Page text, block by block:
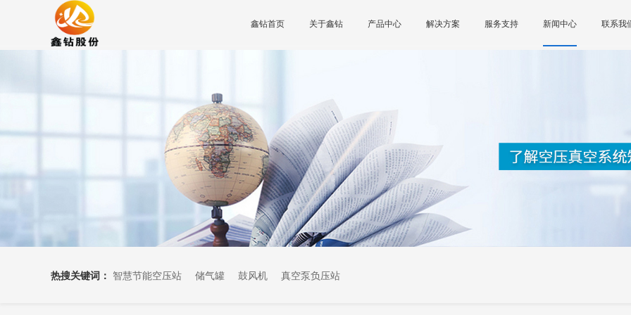
鑫钻首页 关于鑫钻 产品中心 解决方案 服务支持 新闻中心 联系我
热搜关键词： 智慧节能空压站 储气罐 鼓风机 真空泵负压站